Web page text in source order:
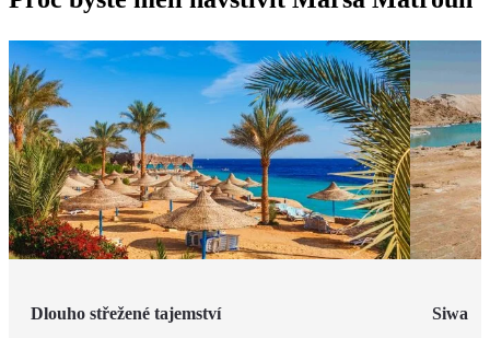
Dlouho střežené tajemství Siwa